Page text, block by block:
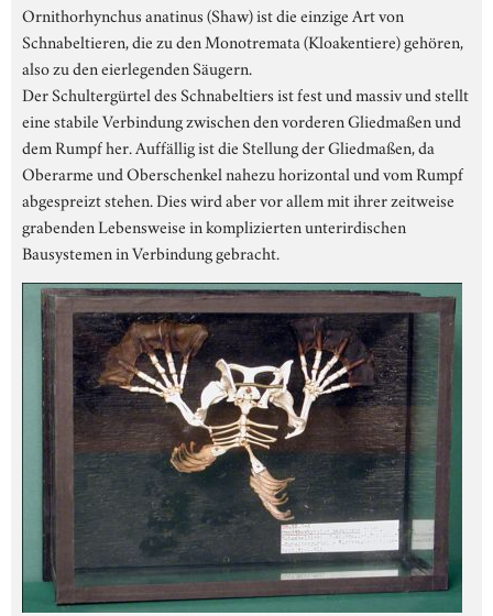
Ornithorhynchus anatinus (Shaw) ist die einzige Art von
Schnabeltieren, die zu den Monotremata (Kloakentiere) gehören,
also zu den eierlegenden Säugern.
Der Schultergürtel des Schnabeltiers ist fest und massiv und stellt
eine stabile Verbindung zwischen den vorderen Gliedmaßen und
dem Rumpf her. Auffällig ist die Stellung der Gliedmaßen, da
Oberarme und Oberschenkel nahezu horizontal und vom Rumpf
abgespreizt stehen. Dies wird aber vor allem mit ihrer zeitweise
grabenden Lebensweise in komplizierten unterirdischen
Bausystemen in Verbindung gebracht.